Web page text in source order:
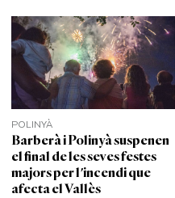
POLINYÀ
Barberà i Polinyà suspenen
el final de les seves festes
majors per l'incendi que
afecta el Vallès